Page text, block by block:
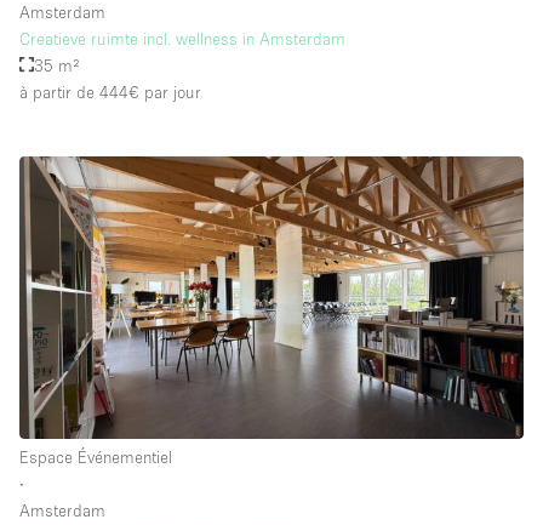
Amsterdam
Creatieve ruimte incl. wellness in Amsterdam
35 m²
à partir de 444€ par jour
Espace Événementiel
∙
Amsterdam